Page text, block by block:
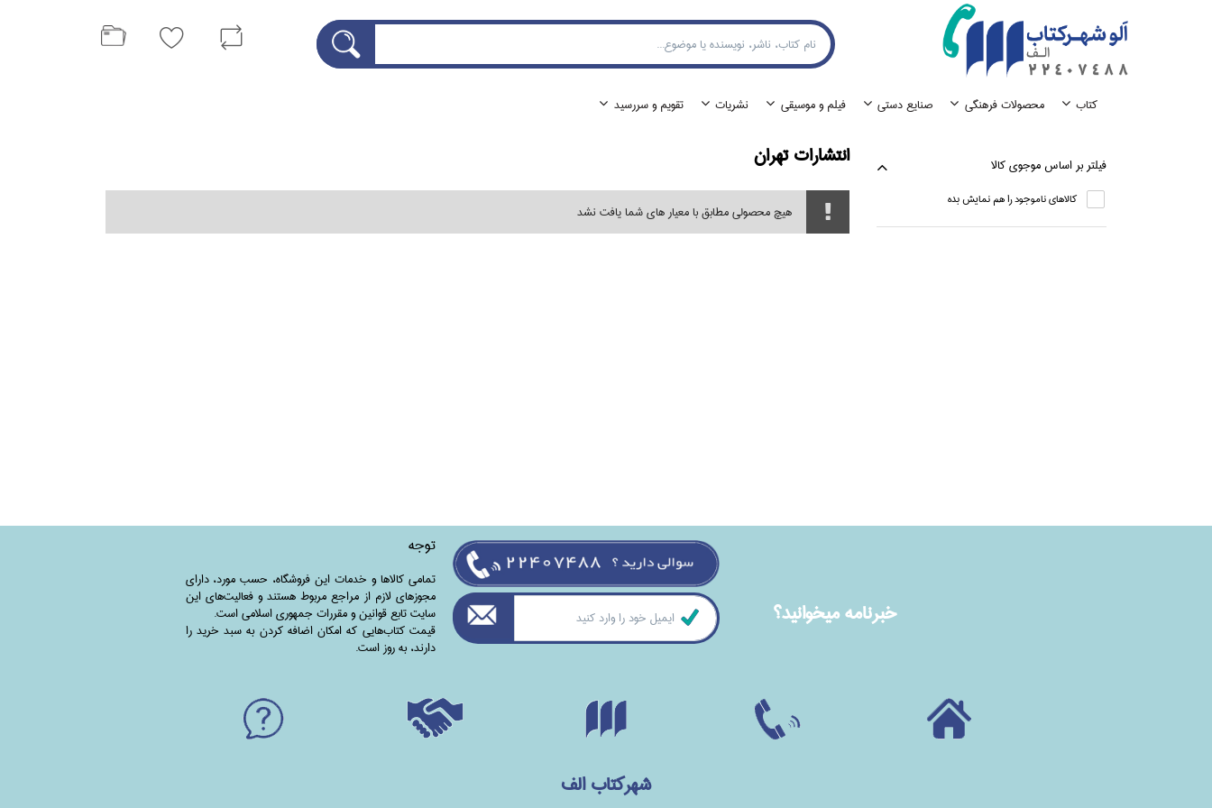
كتاب محصولات فرهنگي صنايع دستي فيلم و موسيقي نشريات تقويم و سررسيد
فيلتر بر اساس موجوي كالا
كالاهاي ناموجود را هم نمايش بده
انتشارات تهران
هیچ محصولی مطابق با معیار های شما یافت نشد
خبرنامه ميخوانيد؟
توجه
تمامی‌ کالاها و خدمات این فروشگاه، حسب مورد،‌ دارای
مجوزهای لازم از مراجع مربوط هستند ‌و‌‌ فعالیت‌های این
سایت تابع قوانین و مقررات جمهوری اسلامی است.
قیمت کتاب‌هایی که امکان اضافه کردن به سبد خرید را
دارند،‌ به روز است.
شهرکتاب الف